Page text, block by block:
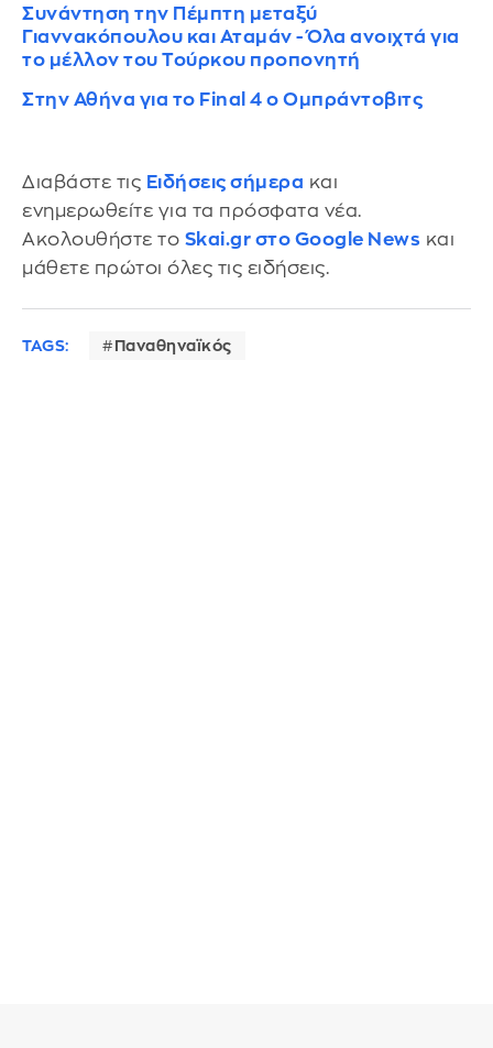
Συνάντηση την Πέμπτη μεταξύ
Γιαννακόπουλου και Αταμάν - Όλα ανοιχτά για
το μέλλον του Τούρκου προπονητή
Στην Αθήνα για το Final 4 ο Ομπράντοβιτς
Διαβάστε τις Ειδήσεις σήμερα και
ενημερωθείτε για τα πρόσφατα νέα.
Ακολουθήστε το Skai.gr στο Google News και
μάθετε πρώτοι όλες τις ειδήσεις.
TAGS: Παναθηναϊκός